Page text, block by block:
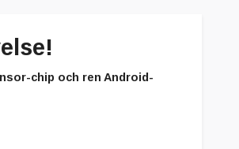
chip och ren Android-